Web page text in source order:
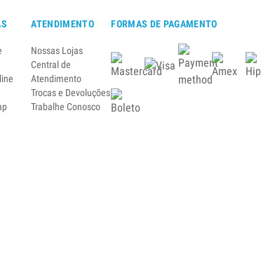
ATENDIMENTO
Nossas Lojas
Central de
Atendimento
Trocas e Devoluções
Trabalhe Conosco
FORMAS DE PAGAMENTO